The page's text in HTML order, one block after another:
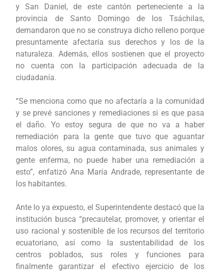
y San Daniel, de este cantón perteneciente a la
provincia de Santo Domingo de los Tsáchilas,
demandaron que no se construya dicho relleno porque
presuntamente afectaría sus derechos y los de la
naturaleza. Además, ellos sostienen que el proyecto
no cuenta con la participación adecuada de la
ciudadanía.
“Se menciona como que no afectaría a la comunidad
y se prevé sanciones y remediaciones si es que pasa
el daño. Yo estoy segura de que no va a haber
remediación para la gente que tuvo que aguantar
malos olores, su agua contaminada, sus animales y
gente enferma, no puede haber una remediación a
esto”, enfatizó Ana María Andrade, representante de
los habitantes.
Ante lo ya expuesto, el Superintendente destacó que la
institución busca “precautelar, promover, y orientar el
uso racional y sostenible de los recursos del territorio
ecuatoriano, así como la sustentabilidad de los
centros poblados, sus roles y funciones para
finalmente garantizar el efectivo ejercicio de los